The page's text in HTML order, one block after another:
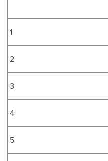
1
2
3
4
5